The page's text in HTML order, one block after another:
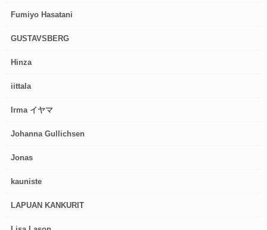
Fumiyo Hasatani
GUSTAVSBERG
Hinza
iittala
Irma イヤマ
Johanna Gullichsen
Jonas
kauniste
LAPUAN KANKURIT